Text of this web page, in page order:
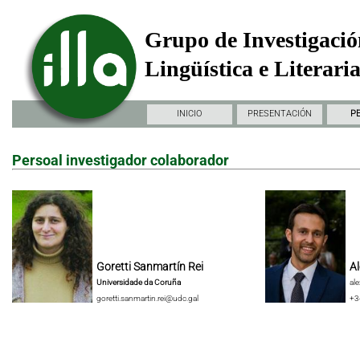
Grupo de
Lingüística e
INICIO PRESENTACIÓN
Persoal investigador colaborador
Goretti Sanmartín Rei
Universidade da Coruña
goretti.sanmartin.rei@udc.gal